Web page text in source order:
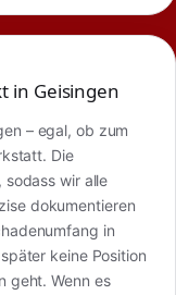
in Geisingen
– egal, ob zum
Die
wir alle
dokumentieren
in
keine Position
geht. Wenn es